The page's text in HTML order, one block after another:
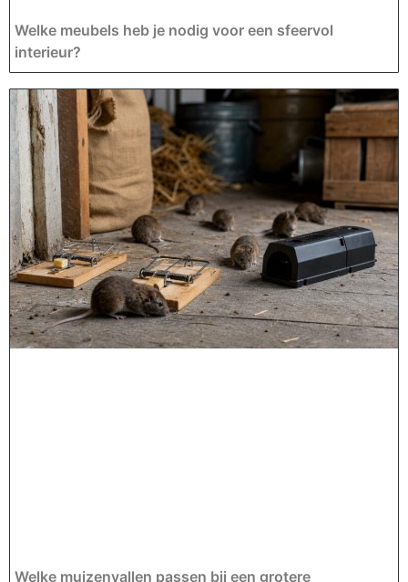
Welke meubels heb je nodig voor een sfeervol
interieur?
Welke muizenvallen passen bij een grotere